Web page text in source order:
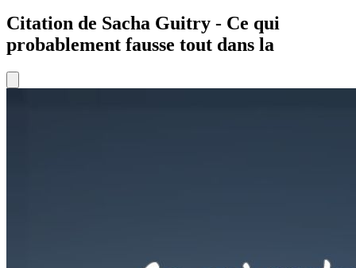
Citation de Sacha Guitry - Ce qui
probablement fausse tout dans la